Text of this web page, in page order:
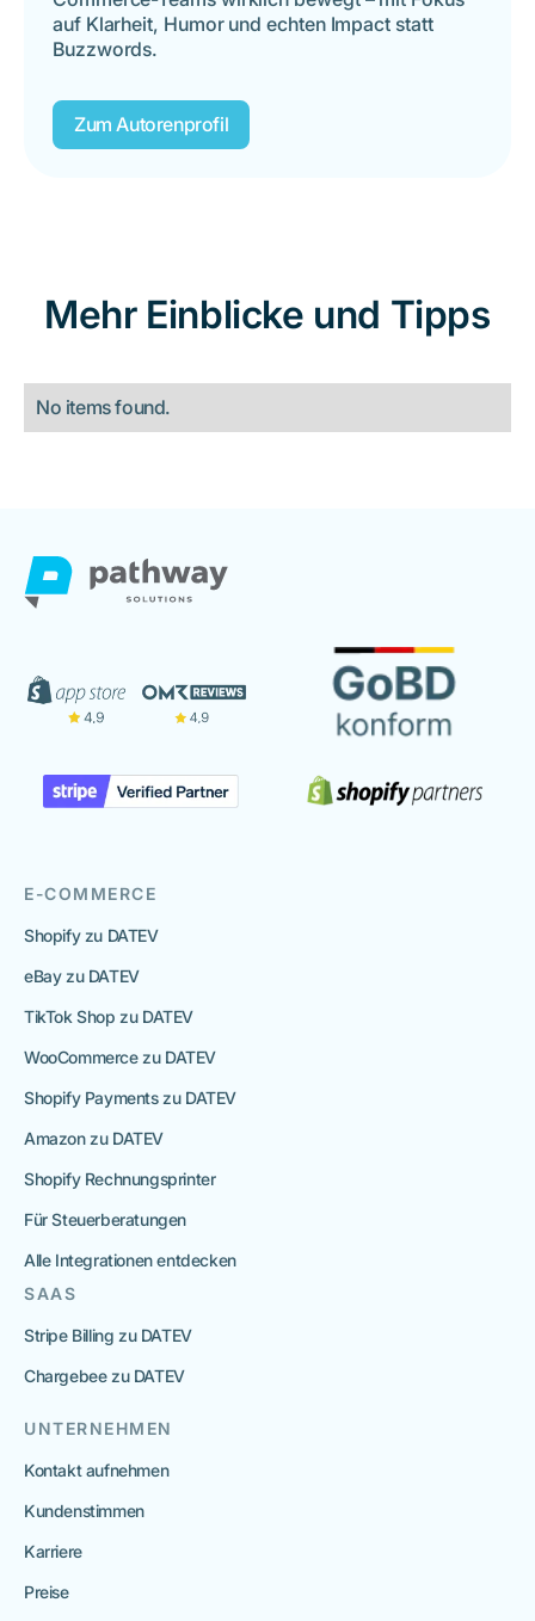
auf Klarheit, Humor und echten Impact statt
Buzzwords.
Zum Autorenprofil
Mehr Einblicke und Tipps
No items found.
E-COMMERCE
Shopify zu DATEV
eBay zu DATEV
TikTok Shop zu DATEV
WooCommerce zu DATEV
Shopify Payments zu DATEV
Amazon zu DATEV
Shopify Rechnungsprinter
Für Steuerberatungen
Alle Integrationen entdecken
SAAS
Stripe Billing zu DATEV
Chargebee zu DATEV
UNTERNEHMEN
Kontakt aufnehmen
Kundenstimmen
Karriere
Preise